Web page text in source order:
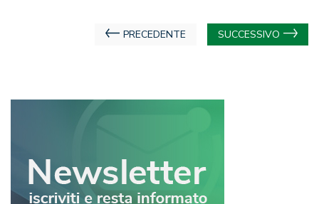
Navigazione
PRECEDENTE SUCCESSIVO